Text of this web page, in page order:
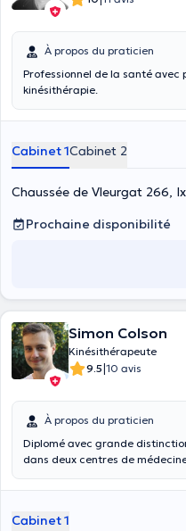
À propos du praticien
Professionnel de la santé avec
kinésithérapie.
Cabinet 1Cabinet 2
Chaussée de Vleurgat 266,
Prochaine disponibilité
Simon Colson
Kinésithérapeute
9.5|10 avis
À propos du praticien
Diplomé avec grande
dans deux centres de
Servais ainsi qu'à domicile
personnes n'ayant pas
Cabinet 1